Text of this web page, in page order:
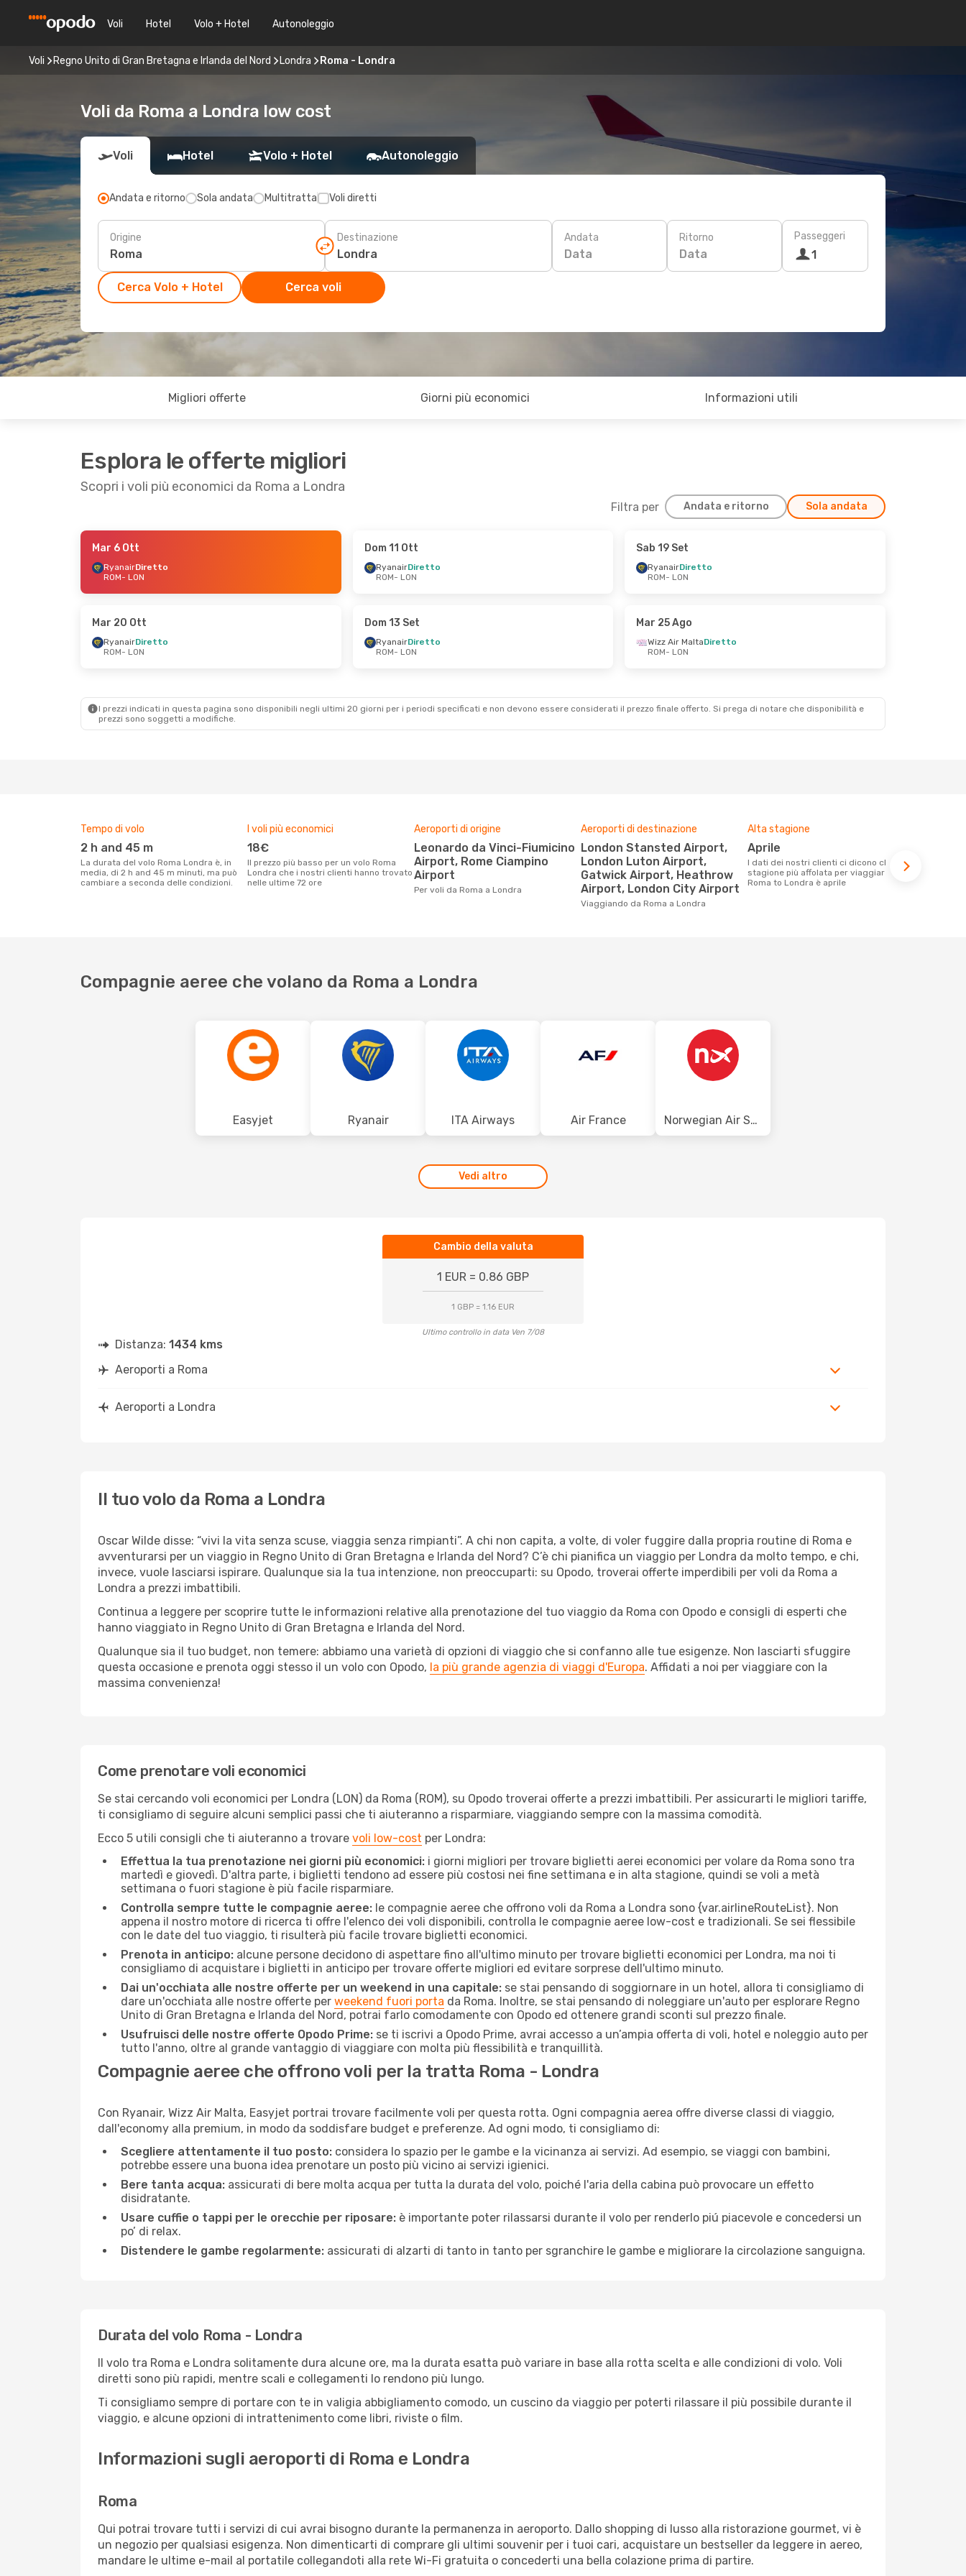
Voli Hotel Volo + Hotel Autonoleggio
Voli Regno Unito di Gran Bretagna e Irlanda del Nord Londra Roma - Londra
Voli da Roma a Londra low cost
Voli Hotel Volo + Hotel Autonoleggio
Andata e ritorno Sola andata Multitratta Voli diretti
Origine Destinazione Andata
Data
Ritorno
Data
Passeggeri
1
Cerca Volo + Hotel Cerca voli
Migliori offerte Giorni più economici Informazioni utili
Esplora le offerte migliori
Scopri i voli più economici da Roma a Londra
Filtra per Andata e ritorno Sola andata
- Dom 20 Set
- Mar 13 Ott
LON
- ROM - ROM
Mar 6 Ott
RyanairDiretto
ROM- LON
Dom 11 Ott
RyanairDiretto
ROM- LON
Sab 19 Set
RyanairDiretto
ROM- LON
Mar 20 Ott
RyanairDiretto
ROM- LON
Dom 13 Set
RyanairDiretto
ROM- LON
Mar 25 Ago
Wizz Air MaltaDiretto
ROM- LON
I prezzi indicati in questa pagina sono disponibili negli ultimi 20 giorni per i periodi specificati e non devono essere considerati il ​​prezzo finale offerto. Si prega di notare che disponibilità e
prezzi sono soggetti a modifiche.
Tempo di volo
2 h and 45 m
La durata del volo Roma Londra è, in
media, di 2 h and 45 m minuti, ma può
cambiare a seconda delle condizioni.
I voli più economici
18€
Il prezzo più basso per un volo Roma
Londra che i nostri clienti hanno trovato
nelle ultime 72 ore
Aeroporti di origine
Leonardo da Vinci-Fiumicino
Airport, Rome Ciampino
Airport
Per voli da Roma a Londra
Aeroporti di destinazione
London Stansted Airport,
London Luton Airport,
Gatwick Airport, Heathrow
Airport, London City Airport
Viaggiando da Roma a Londra
Alta stagione
aprile
I dati dei nostri clienti ci dicono che la
stagione più affolata per viaggiare da
Roma to Londra è aprile
Compagnie aeree che volano da Roma a Londra
Easyjet Ryanair ITA Airways Air France Norwegian Air Shuttle
Vedi altro
Cambio della valuta
1 EUR = 0.86 GBP
1 GBP = 1.16 EUR
Ultimo controllo in data Ven 7/08
Distanza: 1434 kms
Aeroporti a Roma
Aeroporti a Londra
Il tuo volo da Roma a Londra
Oscar Wilde disse: “vivi la vita senza scuse, viaggia senza rimpianti”. A chi non capita, a volte, di voler fuggire dalla propria routine di Roma e
avventurarsi per un viaggio in Regno Unito di Gran Bretagna e Irlanda del Nord? C’è chi pianifica un viaggio per Londra da molto tempo, e chi,
invece, vuole lasciarsi ispirare. Qualunque sia la tua intenzione, non preoccuparti: su Opodo, troverai offerte imperdibili per voli da Roma a
Londra a prezzi imbattibili.
Continua a leggere per scoprire tutte le informazioni relative alla prenotazione del tuo viaggio da Roma con Opodo e consigli di esperti che
hanno viaggiato in Regno Unito di Gran Bretagna e Irlanda del Nord.
Qualunque sia il tuo budget, non temere: abbiamo una varietà di opzioni di viaggio che si confanno alle tue esigenze. Non lasciarti sfuggire
questa occasione e prenota oggi stesso il un volo con Opodo, la più grande agenzia di viaggi d'Europa. Affidati a noi per viaggiare con la
massima convenienza!
Come prenotare voli economici
Se stai cercando voli economici per Londra (LON) da Roma (ROM), su Opodo troverai offerte a prezzi imbattibili. Per assicurarti le migliori tariffe,
ti consigliamo di seguire alcuni semplici passi che ti aiuteranno a risparmiare, viaggiando sempre con la massima comodità.
Ecco 5 utili consigli che ti aiuteranno a trovare voli low-cost per Londra:
Effettua la tua prenotazione nei giorni più economici: i giorni migliori per trovare biglietti aerei economici per volare da Roma sono tra
martedì e giovedì. D'altra parte, i biglietti tendono ad essere più costosi nei fine settimana e in alta stagione, quindi se voli a metà
settimana o fuori stagione è più facile risparmiare.
Controlla sempre tutte le compagnie aeree: le compagnie aeree che offrono voli da Roma a Londra sono {​var.airlineRouteList}. Non
appena il nostro motore di ricerca ti offre l'elenco dei voli disponibili, controlla le compagnie aeree low-cost e tradizionali. Se sei flessibile
con le date del tuo viaggio, ti risulterà più facile trovare biglietti economici.
Prenota in anticipo: alcune persone decidono di aspettare fino all'ultimo minuto per trovare biglietti economici per Londra, ma noi ti
consigliamo di acquistare i biglietti in anticipo per trovare offerte migliori ed evitare sorprese dell'ultimo minuto.
Dai un'occhiata alle nostre offerte per un weekend in una capitale: se stai pensando di soggiornare in un hotel, allora ti consigliamo di
dare un'occhiata alle nostre offerte per weekend fuori porta da Roma. Inoltre, se stai pensando di noleggiare un'auto per esplorare Regno
Unito di Gran Bretagna e Irlanda del Nord, potrai farlo comodamente con Opodo ed ottenere grandi sconti sul prezzo finale.
Usufruisci delle nostre offerte Opodo Prime: se ti iscrivi a Opodo Prime, avrai accesso a un’ampia offerta di voli, hotel e noleggio auto per
tutto l'anno, oltre al grande vantaggio di viaggiare con molta più flessibilità e tranquillità.
Compagnie aeree che offrono voli per la tratta Roma - Londra
Con Ryanair, Wizz Air Malta, Easyjet portrai trovare facilmente voli per questa rotta. Ogni compagnia aerea offre diverse classi di viaggio,
dall'economy alla premium, in modo da soddisfare budget e preferenze. Ad ogni modo, ti consigliamo di:
Scegliere attentamente il tuo posto: considera lo spazio per le gambe e la vicinanza ai servizi. Ad esempio, se viaggi con bambini,
potrebbe essere una buona idea prenotare un posto più vicino ai servizi igienici.
Bere tanta acqua: assicurati di bere molta acqua per tutta la durata del volo, poiché l'aria della cabina può provocare un effetto
disidratante.
Usare cuffie o tappi per le orecchie per riposare: è importante poter rilassarsi durante il volo per renderlo piú piacevole e concedersi un
po’ di relax.
Distendere le gambe regolarmente: assicurati di alzarti di tanto in tanto per sgranchire le gambe e migliorare la circolazione sanguigna.
Durata del volo Roma - Londra
Il volo tra Roma e Londra solitamente dura alcune ore, ma la durata esatta può variare in base alla rotta scelta e alle condizioni di volo. Voli
diretti sono più rapidi, mentre scali e collegamenti lo rendono più lungo.
Ti consigliamo sempre di portare con te in valigia abbigliamento comodo, un cuscino da viaggio per poterti rilassare il più possibile durante il
viaggio, e alcune opzioni di intrattenimento come libri, riviste o film.
Informazioni sugli aeroporti di Roma e Londra
Roma
Qui potrai trovare tutti i servizi di cui avrai bisogno durante la permanenza in aeroporto. Dallo shopping di lusso alla ristorazione gourmet, vi è
un negozio per qualsiasi esigenza. Non dimenticarti di comprare gli ultimi souvenir per i tuoi cari, acquistare un bestseller da leggere in aereo,
mandare le ultime e-mail al portatile collegandoti alla rete Wi-Fi gratuita o concederti una bella colazione prima di partire.